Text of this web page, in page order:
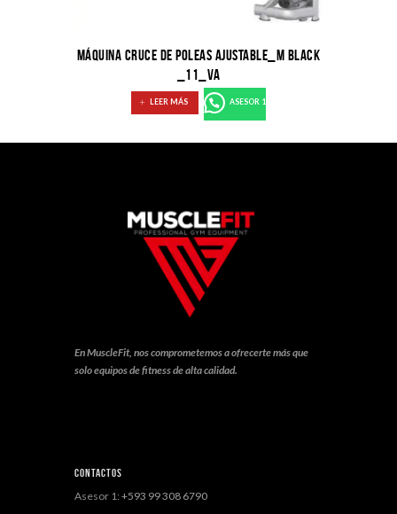
MÁQUINA CRUCE DE POLEAS AJUSTABLE_M BLACK
_11_VA
LEER MÁS ASESOR 1
En MuscleFit, nos comprometemos a ofrecerte más que
solo equipos de fitness de alta calidad.
Contactos
Asesor 1: +593 99 308 6790